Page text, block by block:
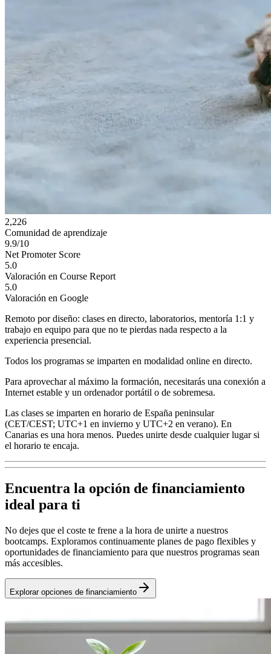
2,226
Comunidad de aprendizaje
9.9/10
Net Promoter Score
5.0
Valoración en Course Report
5.0
Valoración en Google
Remoto por diseño: clases en directo, laboratorios, mentoría 1:1 y
trabajo en equipo para que no te pierdas nada respecto a la
experiencia presencial.
Todos los programas se imparten en modalidad online en directo.
Para aprovechar al máximo la formación, necesitarás una conexión a
Internet estable y un ordenador portátil o de sobremesa.
Las clases se imparten en horario de España peninsular
(CET/CEST; UTC+1 en invierno y UTC+2 en verano). En
Canarias es una hora menos. Puedes unirte desde cualquier lugar si
el horario te encaja.
Encuentra la opción de financiamiento
ideal para ti
No dejes que el coste te frene a la hora de unirte a nuestros
bootcamps. Exploramos continuamente planes de pago flexibles y
oportunidades de financiamiento para que nuestros programas sean
más accesibles.
Explorar opciones de financiamiento